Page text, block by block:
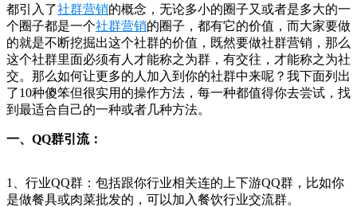
都引入了社群营销的概念，无论多小的圈子又或者是多大的一
个圈子都是一个社群营销的圈子，都有它的价值，而大家要做
的就是不断挖掘出这个社群的价值，既然要做社群营销，那么
这个社群里面必须有人才能称之为群，有交往，才能称之为社
交。那么如何让更多的人加入到你的社群中来呢？我下面列出
了10种傻笨但很实用的操作方法，每一种都值得你去尝试，找
到最适合自己的一种或者几种方法。
一、QQ群引流：
1、行业QQ群：包括跟你行业相关连的上下游QQ群，比如你
是做餐具或肉菜批发的，可以加入餐饮行业交流群。